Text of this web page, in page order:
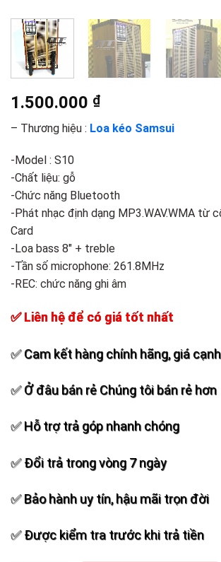
1.500.000 ₫
– Thương hiệu : Loa kéo Samsui
-Model : S10
-Chất liệu: gỗ
-Chức năng Bluetooth
-Phát nhạc định dạng MP3.WAV.WMA từ
Card
-Loa bass 8″ + treble
-Tần số microphone: 261.8MHz
-REC: chức năng ghi âm
✅ Liên hệ để có giá tốt nhất
✅ Cam kết hàng chính hãng, giá
✅ Ở đâu bán rẻ Chúng tôi bán rẻ hơn
✅ Hỗ trợ trả góp nhanh chóng
✅ Đổi trả trong vòng 7 ngày
✅ Bảo hành uy tín, hậu mãi trọn đời
✅ Được kiểm tra trước khi trả tiền